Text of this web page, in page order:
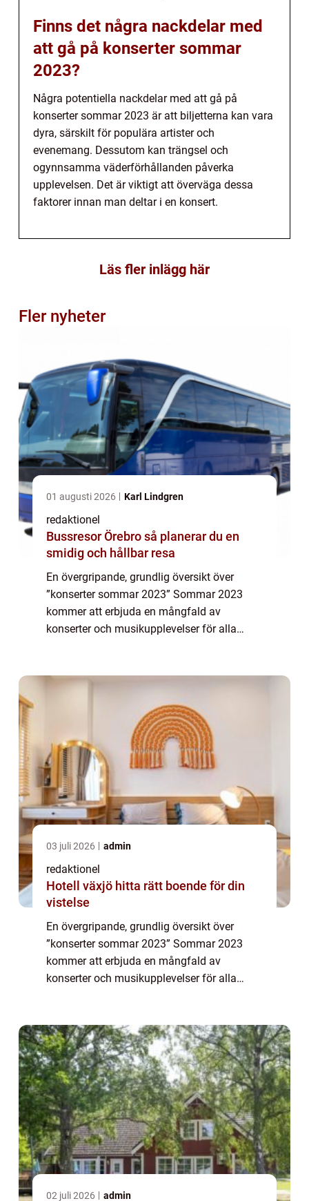
Finns det några nackdelar med
att gå på konserter sommar
2023?
Några potentiella nackdelar med att gå på
konserter sommar 2023 är att biljetterna kan vara
dyra, särskilt för populära artister och
evenemang. Dessutom kan trängsel och
ogynnsamma väderförhållanden påverka
upplevelsen. Det är viktigt att överväga dessa
faktorer innan man deltar i en konsert.
Läs fler inlägg här
Fler nyheter
01 augusti 2026 Karl Lindgren
redaktionel
Bussresor Örebro så planerar du en
smidig och hållbar resa
En övergripande, grundlig översikt över
”konserter sommar 2023” Sommar 2023
kommer att erbjuda en mångfald av
konserter och musikupplevelser för alla
03 juli 2026 admin
redaktionel
Hotell växjö hitta rätt boende för din
vistelse
En övergripande, grundlig översikt över
”konserter sommar 2023” Sommar 2023
kommer att erbjuda en mångfald av
konserter och musikupplevelser för alla
02 juli 2026 admin